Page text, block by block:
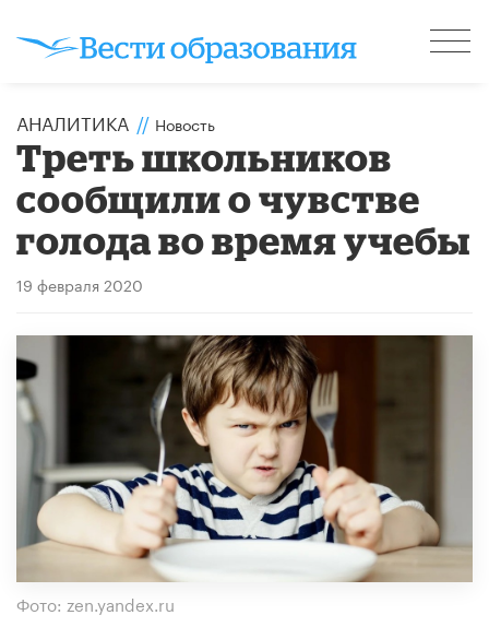
АНАЛИТИКА // Новость
Треть школьников
сообщили о чувстве
голода во время учебы
19 февраля 2020
Фото: zen.yandex.ru